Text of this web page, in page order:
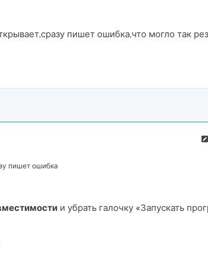
пишет ошибка,что могло так
пишет ошибка
и убрать галочку «Запускать